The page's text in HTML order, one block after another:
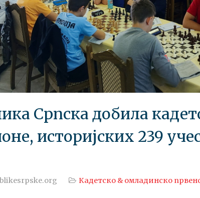
Српска добила
историјских 239
Кадетско & омладинско